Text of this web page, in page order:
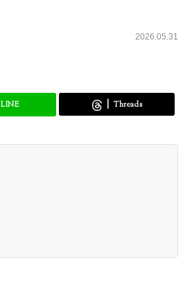
2026.05.31
LINE Threads